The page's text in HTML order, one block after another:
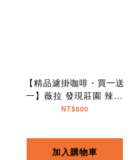
【精品濾掛咖啡・買一送
一】薇拉 發現莊園 辣椒
波旁｜10入
NT$800
加入購物車